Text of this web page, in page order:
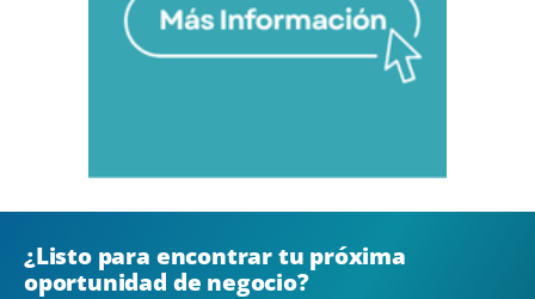
¿Listo para encontrar tu próxima
oportunidad de negocio?